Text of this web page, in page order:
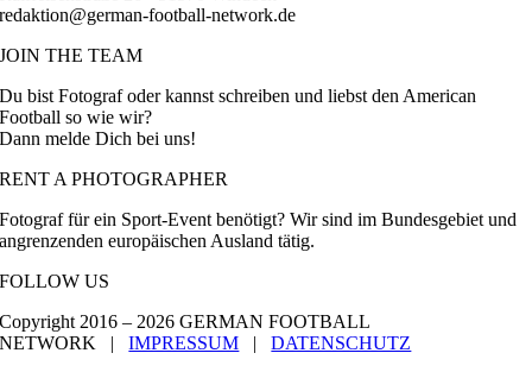
redaktion@german-football-network.de
JOIN THE TEAM
Du bist Fotograf oder kannst schreiben und liebst den American
Football so wie wir?
Dann melde Dich bei uns!
RENT A PHOTOGRAPHER
Fotograf für ein Sport-Event benötigt? Wir sind im Bundesgebiet und
angrenzenden europäischen Ausland tätig.
FOLLOW US
Copyright 2016 – 2026 GERMAN FOOTBALL
NETWORK |IMPRESSUM |DATENSCHUTZ